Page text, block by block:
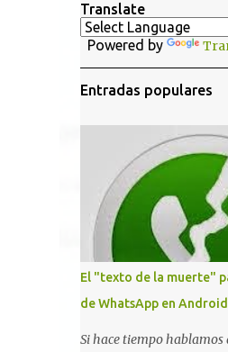
Translate
Powered by
Entradas populares
El "texto de la muerte"
de WhatsApp en Android
Si hace tiempo hablamos